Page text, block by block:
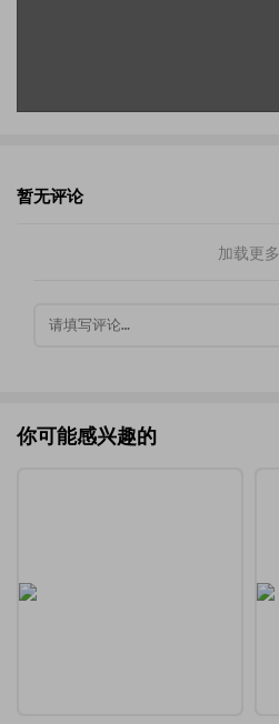
暂无评论
加载更多
你可能感兴趣的